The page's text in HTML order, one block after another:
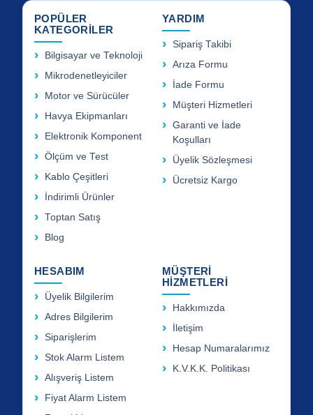
POPÜLER
KATEGORİLER
Bilgisayar ve Teknoloji
Mikrodenetleyiciler
Motor ve Sürücüler
Havya Ekipmanları
Elektronik Komponent
Ölçüm ve Test
Kablo Çeşitleri
İndirimli Ürünler
Toptan Satış
Blog
YARDIM
Sipariş Takibi
Arıza Formu
İade Formu
Müşteri Hizmetleri
Garanti ve İade
Koşulları
Üyelik Sözleşmesi
Ücretsiz Kargo
HESABIM
Üyelik Bilgilerim
Adres Bilgilerim
Siparişlerim
Stok Alarm Listem
Alışveriş Listem
Fiyat Alarm Listem
MÜŞTERİ
HİZMETLERİ
Hakkımızda
İletişim
Hesap Numaralarımız
K.V.K.K. Politikası